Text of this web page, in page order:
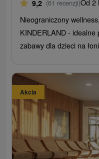
9,2 (61 recenzji)Od 2
Nieograniczony
KINDERLAND - idealne
zabawy dla dzieci na
Akcia